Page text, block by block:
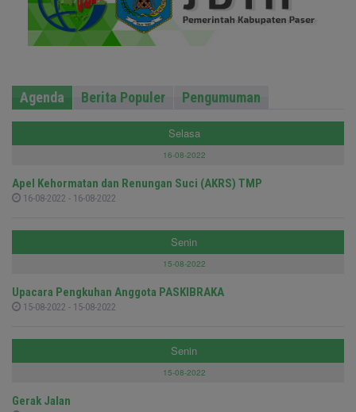
Agenda Berita Populer Pengumuman
Selasa
16-08-2022
Apel Kehormatan dan Renungan Suci (AKRS) TMP
16-08-2022 - 16-08-2022
Senin
15-08-2022
Upacara Pengkuhan Anggota PASKIBRAKA
15-08-2022 - 15-08-2022
Senin
15-08-2022
Gerak Jalan